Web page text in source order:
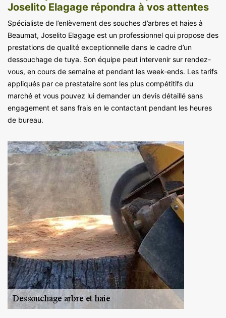
Joselito Elagage répondra à vos attentes
Spécialiste de l’enlèvement des souches d’arbres et haies à
Beaumat, Joselito Elagage est un professionnel qui propose des
prestations de qualité exceptionnelle dans le cadre d’un
dessouchage de tuya. Son équipe peut intervenir sur rendez-
vous, en cours de semaine et pendant les week-ends. Les tarifs
appliqués par ce prestataire sont les plus compétitifs du
marché et vous pouvez lui demander un devis détaillé sans
engagement et sans frais en le contactant pendant les heures
de bureau.